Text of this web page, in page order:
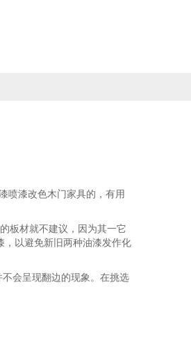
喷漆改色木门家具的，有用
板材就不建议，因为其一它
，以避免新旧两种油漆发作化
会呈现翻边的现象。在挑选